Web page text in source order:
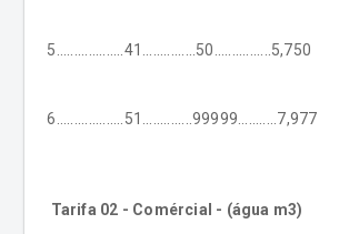
5...................41...............50................5,750
6...................51..............99999...........7,977
Tarifa 02 - Comércial - (água m3)